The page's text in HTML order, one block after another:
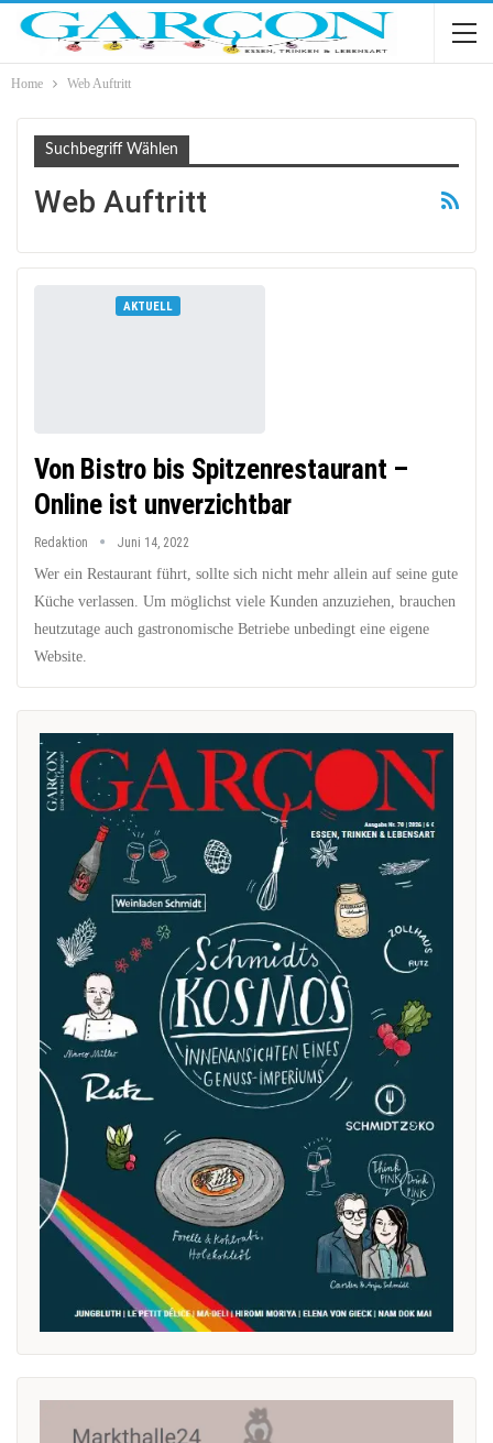
Home Web Auftritt
Suchbegriff Wählen
Web Auftritt
AKTUELL
Von Bistro bis Spitzenrestaurant –
Online ist unverzichtbar
Redaktion Juni 14, 2022
Wer ein Restaurant führt, sollte sich nicht mehr allein auf seine gute
Küche verlassen. Um möglichst viele Kunden anzuziehen, brauchen
heutzutage auch gastronomische Betriebe unbedingt eine eigene
Website.